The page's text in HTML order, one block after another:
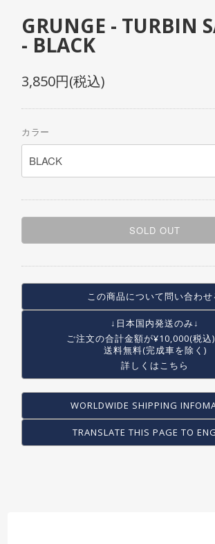
GRUNGE - TURBIN
- BLACK
3,850円(税込)
カラー
SOLD OUT
この商品について問い合わせ
↓日本国内発送のみ↓
ご注文の合計金額が¥10,000(税込
送料無料(完成車を除く)
詳しくはこちら
WORLDWIDE SHIPPING
TRANSLATE THIS PAGE TO